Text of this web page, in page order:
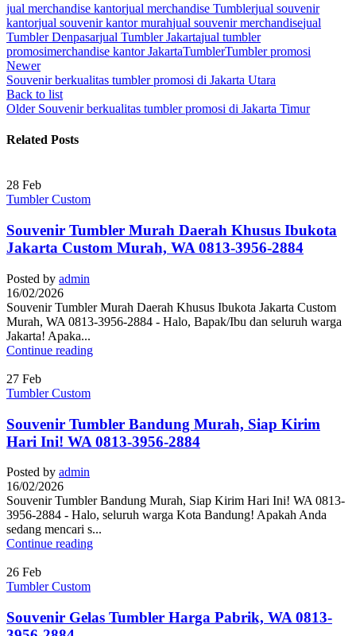
jual merchandise kantorjual merchandise Tumblerjual souvenir
kantorjual souvenir kantor murahjual souvenir merchandisejual
Tumbler Denpasarjual Tumbler Jakartajual tumbler
promosimerchandise kantor JakartaTumblerTumbler promosi
Newer
Souvenir berkualitas tumbler promosi di Jakarta Utara
Back to list
Older Souvenir berkualitas tumbler promosi di Jakarta Timur
Related Posts
28 Feb
Tumbler Custom
Souvenir Tumbler Murah Daerah Khusus Ibukota
Jakarta Custom Murah, WA 0813-3956-2884
Posted by admin
16/02/2026
Souvenir Tumbler Murah Daerah Khusus Ibukota Jakarta Custom
Murah, WA 0813-3956-2884 - Halo, Bapak/Ibu dan seluruh warga
Jakarta! Apaka...
Continue reading
27 Feb
Tumbler Custom
Souvenir Tumbler Bandung Murah, Siap Kirim
Hari Ini! WA 0813-3956-2884
Posted by admin
16/02/2026
Souvenir Tumbler Bandung Murah, Siap Kirim Hari Ini! WA 0813-
3956-2884 - Halo, seluruh warga Kota Bandung! Apakah Anda
sedang mencari s...
Continue reading
26 Feb
Tumbler Custom
Souvenir Gelas Tumbler Harga Pabrik, WA 0813-